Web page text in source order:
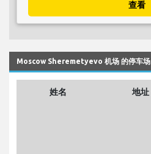
查看
Moscow Sheremetyevo 机场 的停车场
姓名 地址